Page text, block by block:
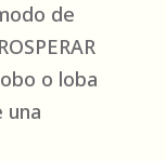
de
o loba
una